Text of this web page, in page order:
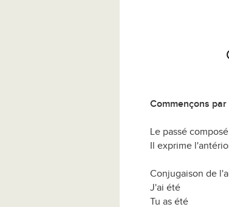
Commençons
Le passé
Il exprime
Conjugaison de
J'ai été
Tu as été